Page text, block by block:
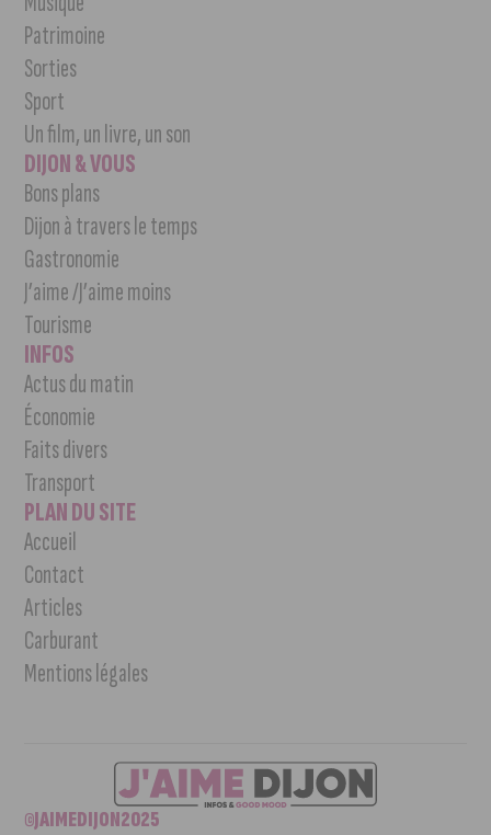
Patrimoine
Sorties
Sport
Un film, un livre, un son
DIJON & VOUS
Bons plans
Dijon à travers le temps
Gastronomie
J’aime /J’aime moins
Tourisme
INFOS
Actus du matin
Économie
Faits divers
Transport
PLAN DU SITE
Accueil
Contact
Articles
Carburant
Mentions légales
©JAIMEDIJON2025